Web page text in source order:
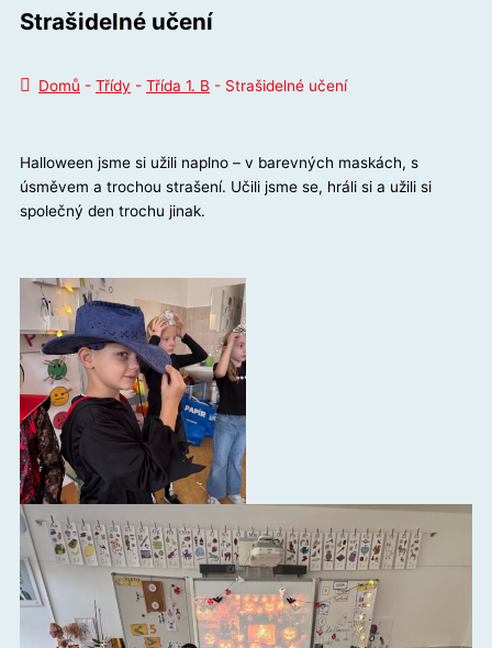
Strašidelné učení
Domů - Třídy - Třída 1. B - Strašidelné učení
Halloween jsme si užili naplno – v barevných maskách, s
úsměvem a trochou strašení. Učili jsme se, hráli si a užili si
společný den trochu jinak.